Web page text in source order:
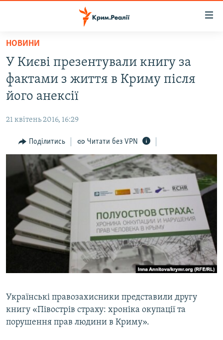
Перейти
основного
матеріалу
Перейти
до
основної
Перейти
до
пошуку
ВОДА.КРИМ
ВІДЕО ТА ФОТО
БЛОГИ
ПОГЛЯД
ІНТЕРВ'Ю
ВСЕ ЗА ДЕНЬ
СПЕЦПРОЕКТИ
ДЕПОРТАЦІЯ
ВІДЕОУРОКИ «ELIFBE»
СВІДЧЕННЯ ОКУПАЦІЇ
УКРАЇНСЬКА ПРОБЛЕМА КРИМУ
ЯК ОБІЙТИ БЛОКУВАННЯ
Русский
НОВИНИ
У Києві презентували книгу за
фактами з життя в Криму після
його анексії
21 квітень 2016, 16:29
Поділитись Читати без VPN
Українські правозахисники представили другу
книгу «Півострів страху: хроніка окупації та
порушення прав людини в Криму».